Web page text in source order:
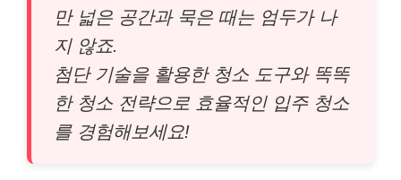
만 넓은 공간과 묵은 때는 엄두가 나
지 않죠.
첨단 기술을 활용한 청소 도구와 똑똑
한 청소 전략으로 효율적인 입주 청소
를 경험해보세요!